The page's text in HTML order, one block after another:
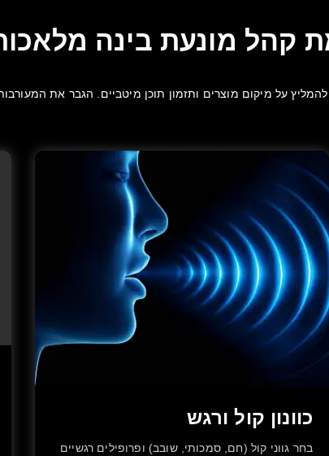
קהל מונעת בינה
כוונון קול ורגש
בחר גווני קול (חם, סמכותי, שובב) ופרופילים רגשיים